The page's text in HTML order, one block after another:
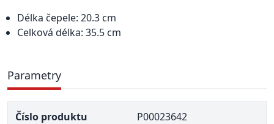
Délka čepele: 20.3 cm
Celková délka: 35.5 cm
Parametry
Číslo produktu P00023642